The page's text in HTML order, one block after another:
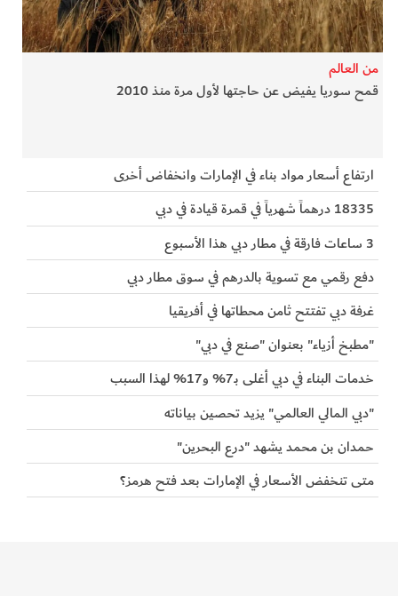
من العالم
قمح سوريا يفيض عن حاجتها لأول مرة منذ 2010
ارتفاع أسعار مواد بناء في الإمارات وانخفاض أخرى
18335 درهماً شهرياً في قمرة قيادة في دبي
3 ساعات فارقة في مطار دبي هذا الأسبوع
دفع رقمي مع تسوية بالدرهم في سوق مطار دبي
غرفة دبي تفتتح ثامن محطاتها في أفريقيا
"مطبخ أزياء" بعنوان "صنع في دبي"
خدمات البناء في دبي أغلى بـ7% و17% لهذا السبب
"دبي المالي العالمي" يزيد تحصين بياناته
حمدان بن محمد يشهد "درع البحرين"
متى تنخفض الأسعار في الإمارات بعد فتح هرمز؟